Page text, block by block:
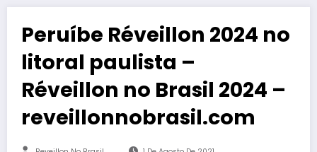
Peruíbe Réveillon 2024 no
litoral paulista –
Réveillon no Brasil 2024 –
reveillonnobrasil.com